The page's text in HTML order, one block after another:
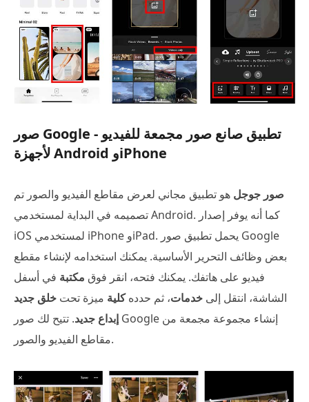
صور Google - تطبيق صانع صور مجمعة للفيديو
لأجهزة Android وiPhone
صور جوجل هو تطبيق مجاني لعرض مقاطع الفيديو والصور تم
تصميمه في البداية لمستخدمي Android. كما أنه يوفر إصدار
iOS لمستخدمي iPhone وiPad. يحمل تطبيق صور Google
بعض وظائف التحرير الأساسية. يمكنك استخدامه لإنشاء مقطع
فيديو على هاتفك. يمكنك فتحه، انقر فوق مكتبة في أسفل
الشاشة، انتقل إلى خدمات، ثم حددهكلية ميزة تحت خلق جديد
إبداع جديد. تتيح لك صور Google إنشاء مجموعة مجمعة من
مقاطع الفيديو والصور.